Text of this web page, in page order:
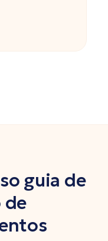
guia de
de